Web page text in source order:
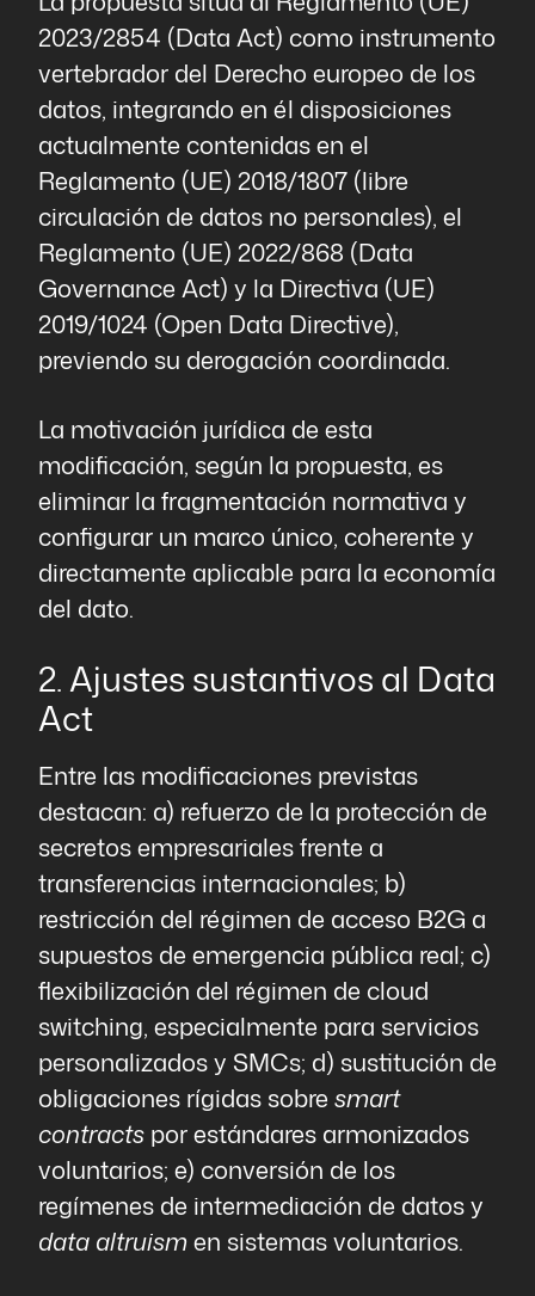
2023/2854 (Data Act) como instrumento
vertebrador del Derecho europeo de los
datos, integrando en él disposiciones
actualmente contenidas en el
Reglamento (UE) 2018/1807 (libre
circulación de datos no personales), el
Reglamento (UE) 2022/868 (Data
Governance Act) y la Directiva (UE)
2019/1024 (Open Data Directive),
previendo su derogación coordinada.
La motivación jurídica de esta
modificación, según la propuesta, es
eliminar la fragmentación normativa y
configurar un marco único, coherente y
directamente aplicable para la economía
del dato.
2. Ajustes sustantivos al Data
Act
Entre las modificaciones previstas
destacan: a) refuerzo de la protección de
secretos empresariales frente a
transferencias internacionales; b)
restricción del régimen de acceso B2G a
supuestos de emergencia pública real; c)
flexibilización del régimen de cloud
switching, especialmente para servicios
personalizados y SMCs; d) sustitución de
obligaciones rígidas sobre smart
contracts por estándares armonizados
voluntarios; e) conversión de los
regímenes de intermediación de datos y
data altruismen sistemas voluntarios.